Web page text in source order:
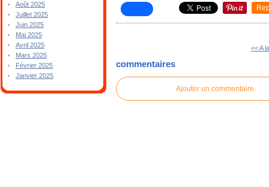
Août 2025
Juillet 2025
Juin 2025
Mai 2025
Avril 2025
Mars 2025
Février 2025
Janvier 2025
<< A
commentaires
Ajouter un commentaire